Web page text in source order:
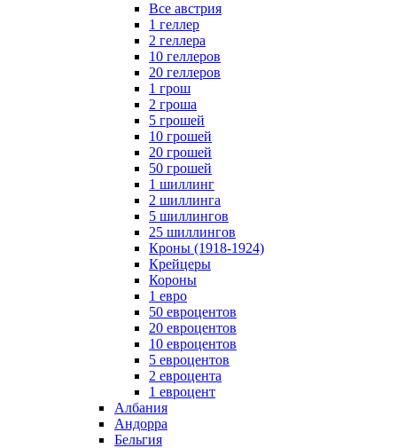
Все австрия
1 геллер
2 геллера
10 геллеров
20 геллеров
1 грош
2 гроша
5 грошей
10 грошей
20 грошей
50 грошей
1 шиллинг
2 шиллинга
5 шиллингов
25 шиллингов
Кроны (1918-1924)
Крейцеры
Короны
1 евро
50 евроцентов
20 евроцентов
10 евроцентов
5 евроцентов
2 евроцента
1 евроцент
Албания
Андорра
Бельгия